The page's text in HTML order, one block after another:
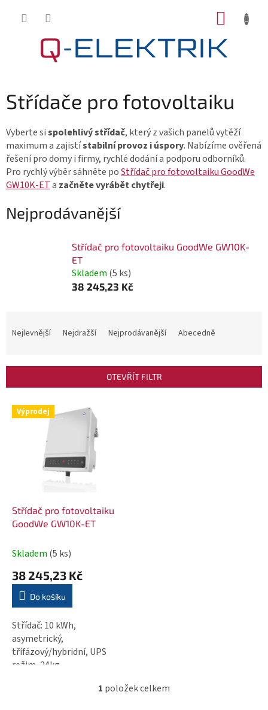
Střídače pro fotovoltaiku
Vyberte sispolehlivý střídač, který z vašich panelů vytěží
maximum a zajistístabilní provoz i úspory. Nabízíme ověřená
řešení pro domy i firmy, rychlé dodání a podporu odborníků.
Pro rychlý výběr sáhněte poStřídač pro fotovoltaiku GoodWe
GW10K-ETa začněte vyrábět chytřeji.
Nejprodávanější
Střídač pro fotovoltaiku GoodWe GW10K-
ET
Skladem (5 ks)
38 245,23 Kč
a
e
n
p
k
Nejlevnější Nejdražší Nejprodávanější Abecedně
OTEVŘÍT FILTR
V
ý
o
u
k
ů
Výprodej
Střídač pro fotovoltaiku
GoodWe GW10K-ET
Skladem (5 ks)
38 245,23 Kč
Do košíku
Střídač: 10 kWh,
asymetrický,
třífázový/hybridní, UPS
režim, 24kg
O
1 položek celkem